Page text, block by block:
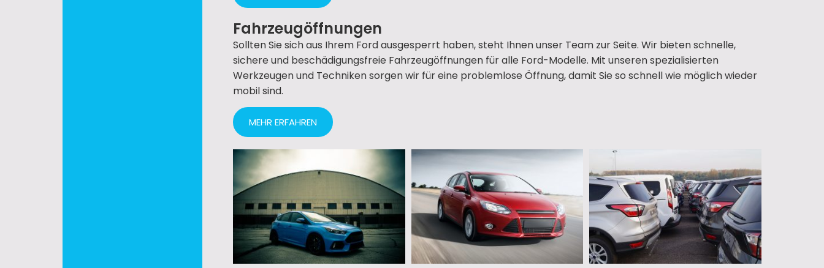
Fahrzeugöffnungen
Sollten Sie sich aus Ihrem Ford ausgesperrt haben, steht Ihnen unser Team zur Seite. Wir bieten schnelle,
sichere und beschädigungsfreie Fahrzeugöffnungen für alle Ford-Modelle. Mit unseren spezialisierten
Werkzeugen und Techniken sorgen wir für eine problemlose Öffnung, damit Sie so schnell wie möglich wieder
mobil sind.
MEHR ERFAHREN